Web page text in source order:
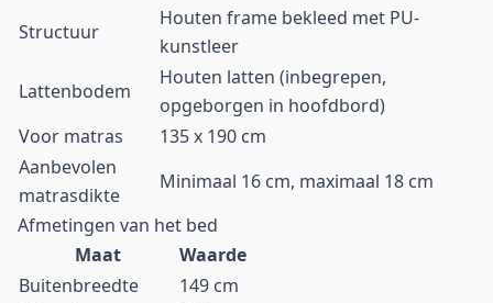
Structuur
Houten frame bekleed met PU-
kunstleer
Lattenbodem
Houten latten (inbegrepen,
opgeborgen in hoofdbord)
Voor matras
135 x 190 cm
Aanbevolen
matrasdikte
Minimaal 16 cm, maximaal 18 cm
Afmetingen van het bed
Maat
Waarde
Buitenbreedte
149 cm